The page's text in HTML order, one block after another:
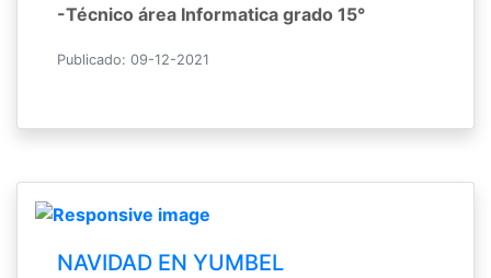
-Técnico área Informatica grado 15°
Publicado: 09-12-2021
NAVIDAD EN YUMBEL